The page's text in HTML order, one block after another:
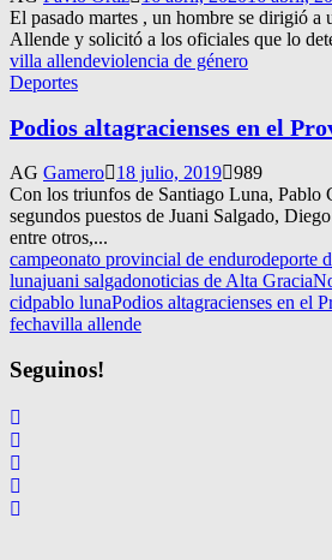
El pasado martes , un hombre se dirigió a
Allende y solicitó a los oficiales que lo
villa allendeviolencia de género
Deportes
Podios altagracienses en el
AG Gamero 18 julio, 2019 989
Con los triunfos de Santiago Luna,
segundos puestos de Juani Salgado,
entre otros,...
campeonato provincial de endurodeporte
lunajuani salgadonoticias de Alta Gracia
cidpablo lunaPodios altagracienses en el
fechavilla allende
Seguinos!